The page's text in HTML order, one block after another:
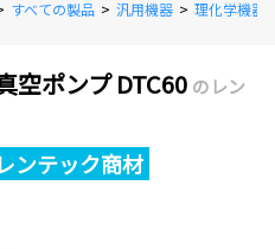
すべての製品 > 汎用機器 > 理化学機器
空ポンプ DTC60 のレン
ンテック商材